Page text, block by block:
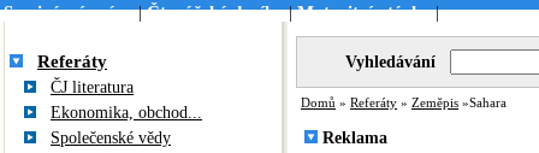
Seminární práce|Čtenářské deníky|Maturitní otázky|
Referáty
ČJ literatura
Ekonomika, obchod...
Společenské vědy
Vyhledávání
Domů » Referáty » Zeměpis »Sahara
Reklama